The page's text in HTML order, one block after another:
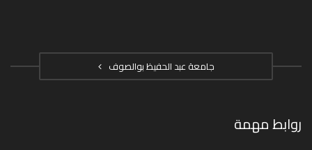
جامعة عبد الحفيظ بوالصوف
روابط مهمة